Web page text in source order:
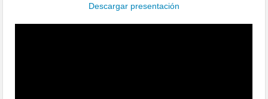
Descargar presentación